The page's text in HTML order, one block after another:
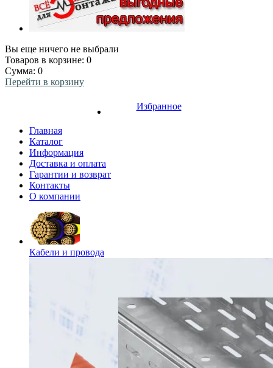
Вы еще ничего не выбрали
Товаров в корзине: 0
Сумма: 0
Перейти в корзину
Избранное
Главная
Каталог
Информация
Доставка и оплата
Гарантии и возврат
Контакты
О компании
Кабели и провода